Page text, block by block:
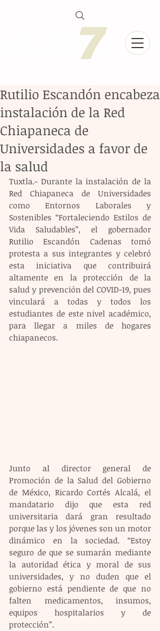
Rutilio Escandón encabeza
instalación de la Red
Chiapaneca de
Universidades a favor de
la salud
Tuxtla.- Durante la instalación de la
Red Chiapaneca de Universidades
como Entornos Laborales y
Sostenibles “Fortaleciendo Estilos de
Vida Saludables”, el gobernador
Rutilio Escandón Cadenas tomó
protesta a sus integrantes y celebró
esta iniciativa que contribuirá
altamente en la protección de la
salud y prevención del COVID-19, pues
vinculará a todas y todos los
estudiantes de este nivel académico,
para llegar a miles de hogares
chiapanecos.
Junto al director general de
Promoción de la Salud del Gobierno
de México, Ricardo Cortés Alcalá, el
mandatario dijo que esta red
universitaria dará gran resultado
porque las y los jóvenes son un motor
dinámico en la sociedad. “Estoy
seguro de que se sumarán mediante
la autoridad ética y moral de sus
universidades, y no duden que el
gobierno está pendiente de que no
falten medicamentos, insumos,
equipos hospitalarios y de
protección”.